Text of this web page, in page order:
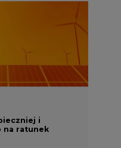
i
na ratunek